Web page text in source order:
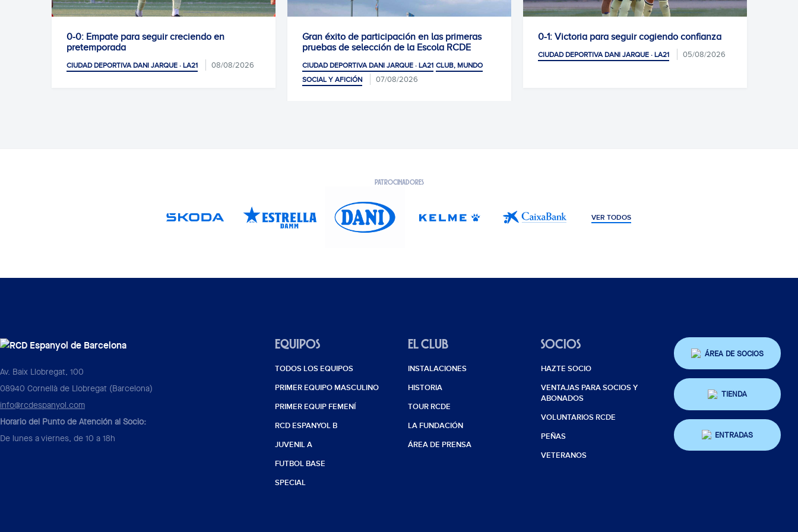
Empate para seguir creciendo en
DEPORTIVA DANI JARQUE · LA21 08/08/2026
Gran éxito de participación en las primeras
pruebas de selección de la Escola RCDE
CIUDAD DEPORTIVA DANI JARQUE · LA21 CLUB, MUNDO
07/08/2026
0-1: Victoria para seguir cogiendo confianza
CIUDAD DEPORTIVA DANI JARQUE · LA21 05/08/2026
La Escola RCDE cierra
PATROCINADORES
VER TODOS
Av. Baix Llobregat, 100
08940 Cornellà de Llobregat (Barcelona)
info@rcdespanyol.com
Horario del Punto de Atención al Socio:
De lunes a viernes, de 10 a 18h
EQUIPOS
TODOS LOS EQUIPOS
PRIMER EQUIPO MASCULINO
PRIMER EQUIP FEMENÍ
RCD ESPANYOL B
JUVENIL A
FUTBOL BASE
SPECIAL
EL CLUB
INSTALACIONES
HISTORIA
TOUR RCDE
LA FUNDACIÓN
ÁREA DE PRENSA
SOCIOS
HAZTE SOCIO
VENTAJAS PARA SOCIOS Y
ABONADOS
VOLUNTARIOS RCDE
PEÑAS
VETERANOS
ÁREA DE SOCIOS
TIENDA
ENTRADAS